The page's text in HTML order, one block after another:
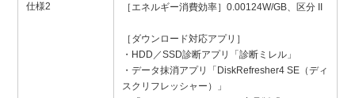
仕様2 ［エネルギー消費効率］0.00124W/GB、区分 II
［ダウンロード対応アプリ］
・HDD／SSD診断アプリ「診断ミレル」
・データ抹消アプリ「DiskRefresher4 SE（ディ
スクリフレッシャー）」